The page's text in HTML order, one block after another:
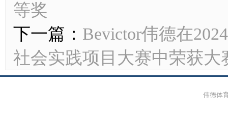
等奖
下一篇： Bevictor伟德在
社会实践项目大赛中荣获大
伟德体